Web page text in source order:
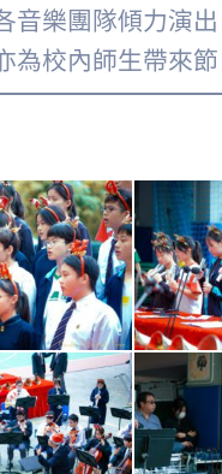
音樂團隊傾力演
為校內師生帶來節